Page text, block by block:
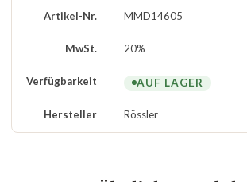
Artikel-Nr. MMD14605
MwSt. 20%
Verfügbarkeit AUF LAGER
Hersteller Rössler